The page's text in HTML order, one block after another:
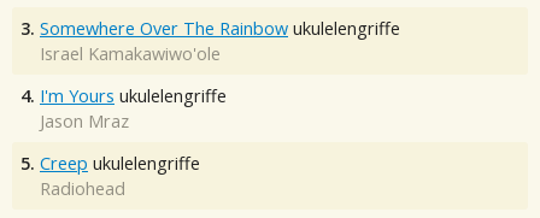
3. Somewhere Over The Rainbow ukulelengriffe
Israel Kamakawiwo'ole
4. I'm Yours ukulelengriffe
Jason Mraz
5. Creep ukulelengriffe
Radiohead